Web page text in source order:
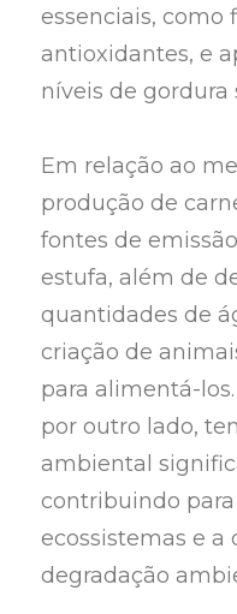
essenciais, como
antioxidantes, e
níveis de gordura
Em relação ao
produção de
fontes de
estufa, além de
quantidades de
criação de
para alimentá-
por outro lado,
ambiental
contribuindo
ecossistemas e a
degradação